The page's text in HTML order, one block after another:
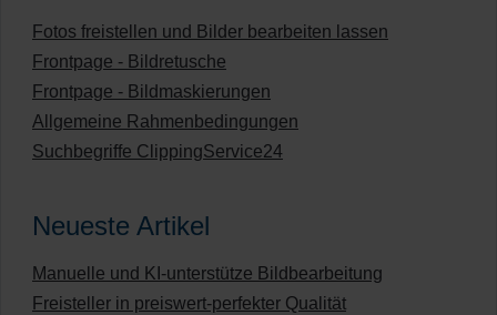
Fotos freistellen und Bilder bearbeiten lassen
Frontpage - Bildretusche
Frontpage - Bildmaskierungen
Allgemeine Rahmenbedingungen
Suchbegriffe ClippingService24
Neueste Artikel
Manuelle und KI-unterstütze Bildbearbeitung
Freisteller in preiswert-perfekter Qualität